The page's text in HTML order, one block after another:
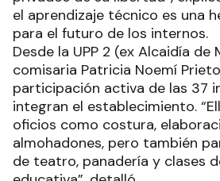
el aprendizaje técnico es una
para el futuro de los internos.
Desde la UPP 2 (ex Alcaidía de
comisaria Patricia Noemí
participación activa de las 37
integran el establecimiento.
oficios como costura,
almohadones, pero también
de teatro, panadería y clases